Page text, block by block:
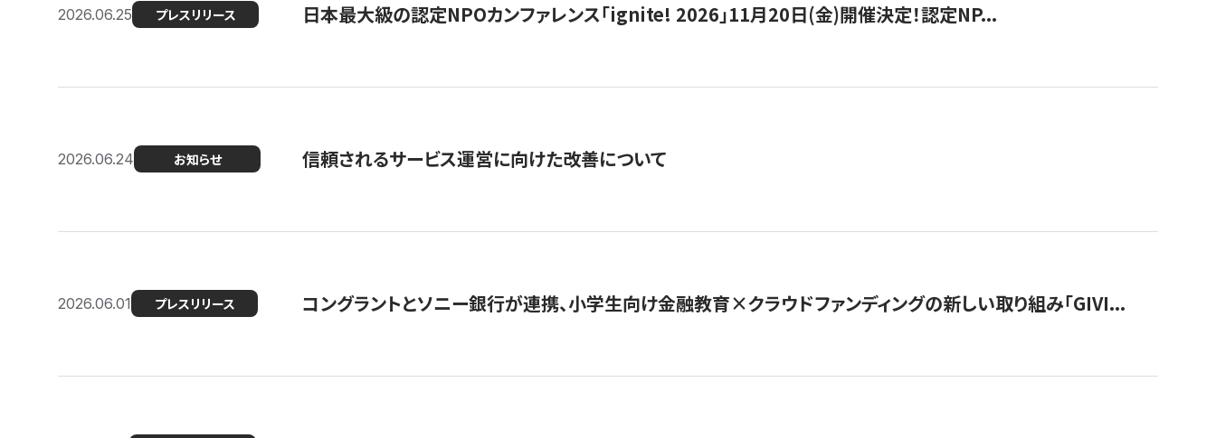
2026.06.25 プレスリリース 日本最大級の認定NPOカンファレンス「ignite! 2026」11月20日(金)開催決定！認定NP...
2026.06.24 お知らせ 信頼されるサービス運営に向けた改善について
2026.06.01 プレスリリース コングラントとソニー銀行が連携、小学生向け金融教育×クラウドファンディングの新しい取り組み「GIVI...